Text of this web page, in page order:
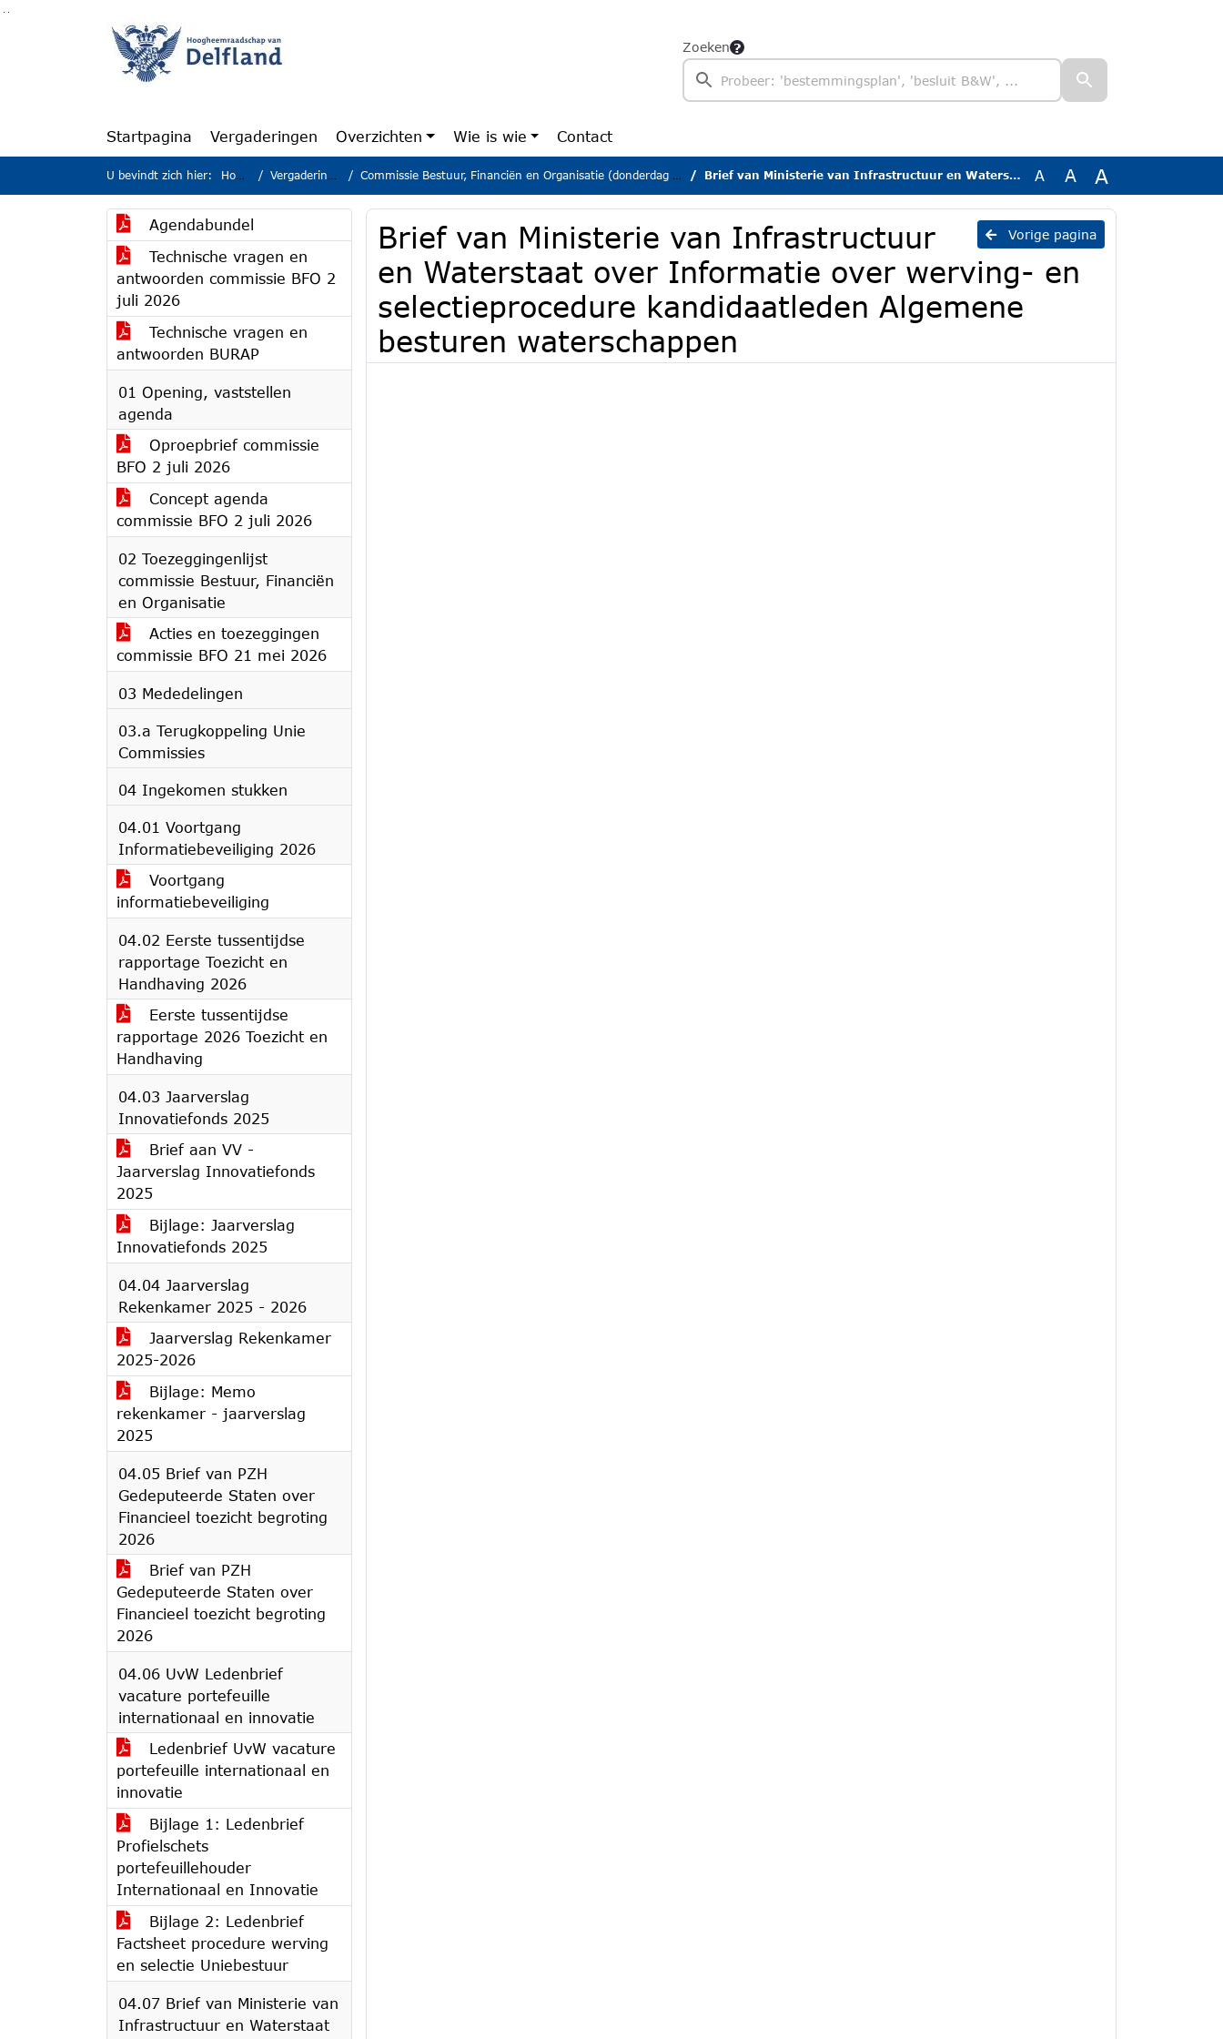
Ga naar de inhoud van deze pagina
Ga naar het zoeken
Ga naar het menu
Zoeken
Startpagina Vergaderingen Overzichten Wie is wie Contact
U bevindt zich hier: Home Vergaderingen Commissie Bestuur, Financiën en Organisatie (donderdag 2 juli 2026) Brief van Ministerie van Infrastructuur en Waterstaat over Informatie over werving- en selectieprocedure kandidaatleden Algemene besturen waterschappen A A A
Agendabundel
Technische vragen en
antwoorden commissie BFO 2
juli 2026
Technische vragen en
antwoorden BURAP
01 Opening, vaststellen
agenda
Oproepbrief commissie
BFO 2 juli 2026
Concept agenda
commissie BFO 2 juli 2026
02 Toezeggingenlijst
commissie Bestuur, Financiën
en Organisatie
Acties en toezeggingen
commissie BFO 21 mei 2026
03 Mededelingen
03.a Terugkoppeling Unie
Commissies
04 Ingekomen stukken
04.01 Voortgang
Informatiebeveiliging 2026
Voortgang
informatiebeveiliging
04.02 Eerste tussentijdse
rapportage Toezicht en
Handhaving 2026
Eerste tussentijdse
rapportage 2026 Toezicht en
Handhaving
04.03 Jaarverslag
Innovatiefonds 2025
Brief aan VV -
Jaarverslag Innovatiefonds
2025
Bijlage: Jaarverslag
Innovatiefonds 2025
04.04 Jaarverslag
Rekenkamer 2025 - 2026
Jaarverslag Rekenkamer
2025-2026
Bijlage: Memo
rekenkamer - jaarverslag
2025
04.05 Brief van PZH
Gedeputeerde Staten over
Financieel toezicht begroting
2026
Brief van PZH
Gedeputeerde Staten over
Financieel toezicht begroting
2026
04.06 UvW Ledenbrief
vacature portefeuille
internationaal en innovatie
Ledenbrief UvW vacature
portefeuille internationaal en
innovatie
Bijlage 1: Ledenbrief
Profielschets
portefeuillehouder
Internationaal en Innovatie
Bijlage 2: Ledenbrief
Factsheet procedure werving
en selectie Uniebestuur
04.07 Brief van Ministerie van
Infrastructuur en Waterstaat
Vorige pagina
Brief van Ministerie van Infrastructuur
en Waterstaat over Informatie over werving- en
selectieprocedure kandidaatleden Algemene
besturen waterschappen